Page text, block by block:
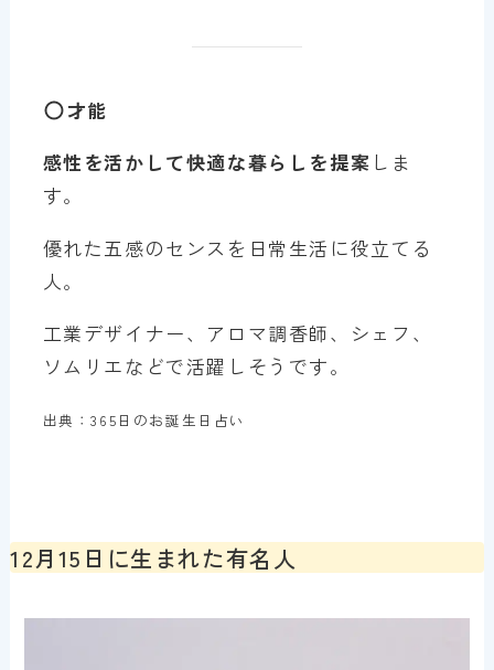
才能
感性を活かして快適な暮らしを提案 しま
す。
優れた五感のセンスを日常生活に役立てる
人。
工業デザイナー、アロマ調香師、シェフ、
ソムリエなどで活躍しそうです。
出典：365日のお誕生日占い
12月15日に生まれた有名人